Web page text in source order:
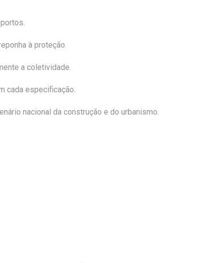
à proteção.
a coletividade.
cada especificação.
nacional da construção e do urbanismo.